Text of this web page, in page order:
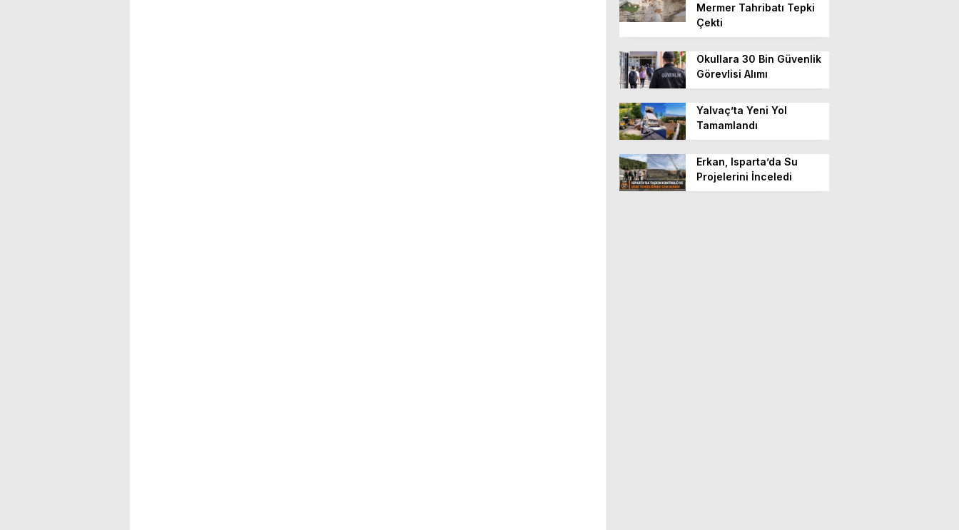
Mermer Tahribatı Tepki
Çekti
Okullara 30 Bin Güvenlik
Görevlisi Alımı
Yalvaç’ta Yeni Yol
Tamamlandı
Erkan, Isparta’da Su
Projelerini İnceledi